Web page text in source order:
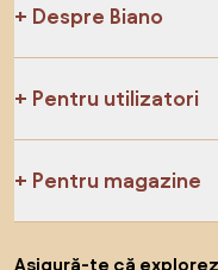
Despre Biano
Pentru utilizatori
Pentru magazine
Asigură-te că